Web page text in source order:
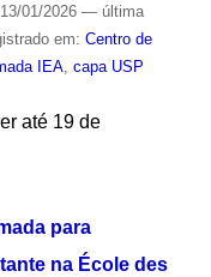
01/2026 — última
em: Centro de
IEA, capa USP
até 19 de
para
na École des